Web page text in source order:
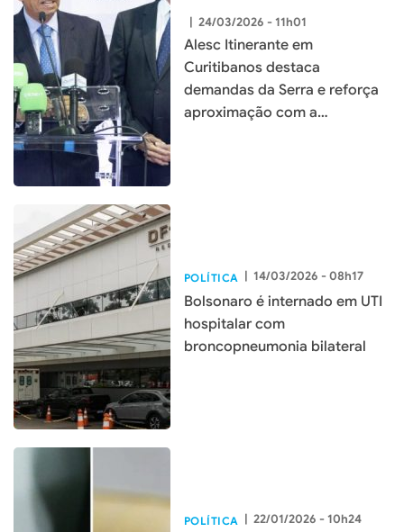
| 24/03/2026 - 11h01
Alesc Itinerante em
Curitibanos destaca
demandas da Serra e reforça
aproximação com a
POLÍTICA | 14/03/2026 - 08h17
Bolsonaro é internado em UTI
hospitalar com
broncopneumonia bilateral
POLÍTICA | 22/01/2026 - 10h24